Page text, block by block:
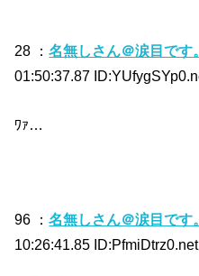
28 ：名無しさん＠涙目です。
01:50:37.87
ﾜｧ…
96 ：名無しさん＠涙目です。
10:26:41.85 ID:PfmiDtrz0.net